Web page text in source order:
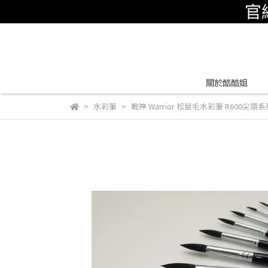
關於酷酷姐
水彩筆 戰神 Warrior 松鼠毛水彩筆 R600尖頭